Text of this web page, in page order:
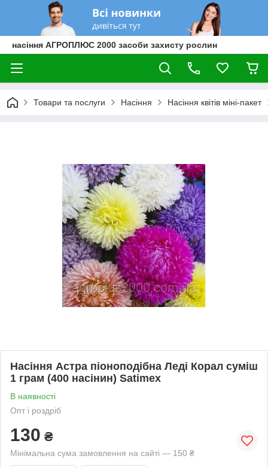
насіння АГРОПЛЮС 2000 засоби захисту рослин
Товари та послуги Насіння Насіння квітів міні-пакет
Насіння Астра піоноподібна Леді Корал суміш
1 грам (400 насінин) Satimex
В наявності
Опт і роздріб
130 ₴
Мінімальна сума замовлення на сайті — 150 ₴